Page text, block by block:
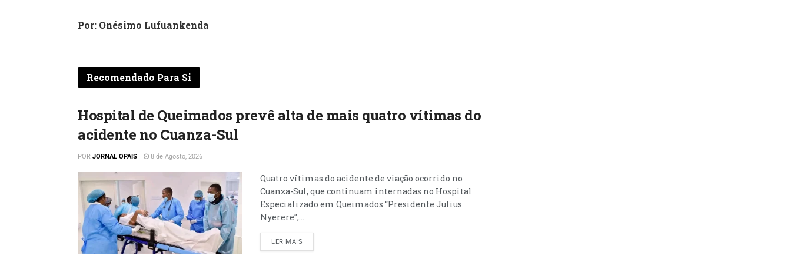
Por: Onésimo Lufuankenda
Recomendado Para Si
Hospital de Queimados prevê alta de mais quatro vítimas do
acidente no Cuanza-Sul
POR JORNAL OPAIS 8 de Agosto, 2026
Quatro vítimas do acidente de viação ocorrido no
Cuanza-Sul, que continuam internadas no Hospital
Especializado em Queimados “Presidente Julius
Nyerere”,...
LER MAIS